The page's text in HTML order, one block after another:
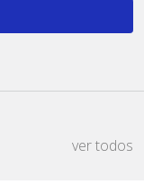
ver todos